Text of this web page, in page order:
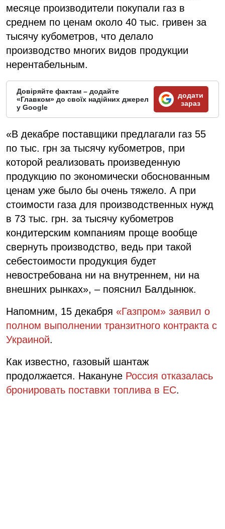
месяце производители покупали газ в
среднем по ценам около 40 тыс. гривен за
тысячу кубометров, что делало
производство многих видов продукции
нерентабельным.
Довіряйте фактам – додайте
«Главком» до своїх надійних джерел
у Google
додати
зараз
«В декабре поставщики предлагали газ 55
по тыс. грн за тысячу кубометров, при
которой реализовать произведенную
продукцию по экономически обоснованным
ценам уже было бы очень тяжело. А при
стоимости газа для производственных нужд
в 73 тыс. грн. за тысячу кубометров
кондитерским компаниям проще вообще
свернуть производство, ведь при такой
себестоимости продукция будет
невостребована ни на внутреннем, ни на
внешних рынках», – пояснил Балдынюк.
Напомним, 15 декабря «Газпром» заявил о
полном выполнении транзитного контракта с
Украиной.
Как известно, газовый шантаж
продолжается. Накануне Россия отказалась
бронировать поставки топлива в ЕС.